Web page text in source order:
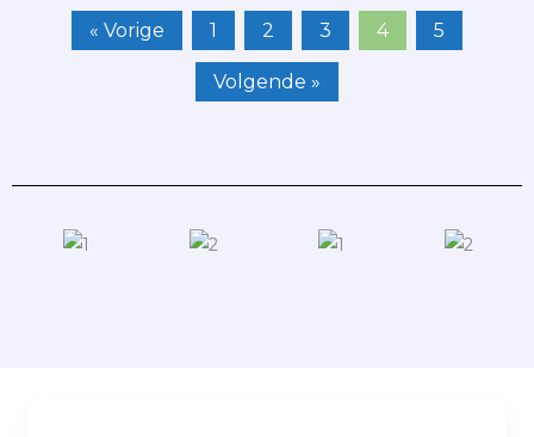
« Vorige 1 2 3 4 5
Volgende »